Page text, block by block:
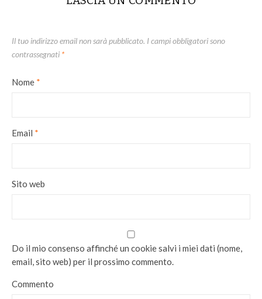
Il tuo indirizzo email non sarà pubblicato. I campi obbligatori sono
contrassegnati *
Nome *
Email *
Sito web
Do il mio consenso affinché un cookie salvi i miei dati (nome,
email, sito web) per il prossimo commento.
Commento